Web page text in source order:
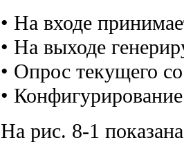
• На входе
• На выходе
• Опрос текущего
•
На рис. 8-1